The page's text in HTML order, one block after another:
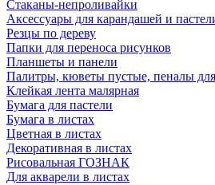
Стаканы-непроливайки
Аксессуары для карандашей и
Резцы по дереву
Папки для переноса рисунков
Планшеты и панели
Палитры, кюветы пустые, пеналы для
Клейкая лента малярная
Бумага для пастели
Бумага в листах
Цветная в листах
Декоративная в листах
Рисовальная ГОЗНАК
Для акварели в листах